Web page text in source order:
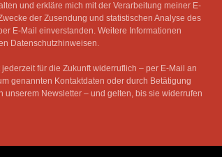
und erkläre mich mit der Verarbeitung meiner E-
der Zusendung und statistischen Analyse des
E-Mail einverstanden. Weitere Informationen
Datenschutzhinweisen.
für die Zukunft widerruflich – per E-Mail an
genannten Kontaktdaten oder durch Betätigung
unserem Newsletter – und gelten, bis sie widerrufen